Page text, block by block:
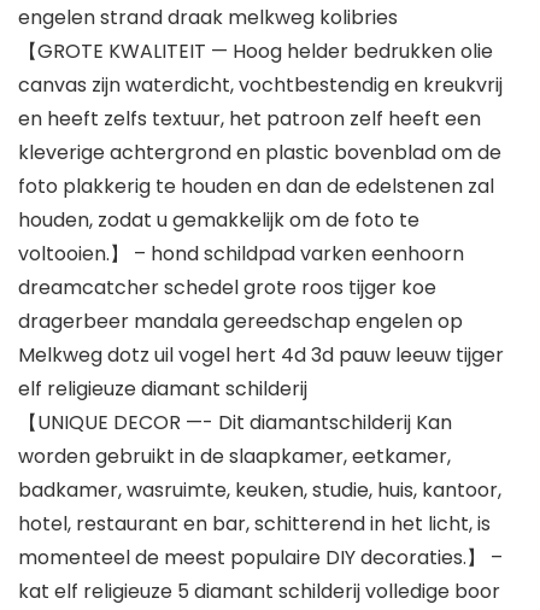
engelen strand draak melkweg kolibries
【GROTE KWALITEIT — Hoog helder bedrukken olie
canvas zijn waterdicht, vochtbestendig en kreukvrij
en heeft zelfs textuur, het patroon zelf heeft een
kleverige achtergrond en plastic bovenblad om de
foto plakkerig te houden en dan de edelstenen zal
houden, zodat u gemakkelijk om de foto te
voltooien.】 – hond schildpad varken eenhoorn
dreamcatcher schedel grote roos tijger koe
dragerbeer mandala gereedschap engelen op
Melkweg dotz uil vogel hert 4d 3d pauw leeuw tijger
elf religieuze diamant schilderij
【UNIQUE DECOR —- Dit diamantschilderij Kan
worden gebruikt in de slaapkamer, eetkamer,
badkamer, wasruimte, keuken, studie, huis, kantoor,
hotel, restaurant en bar, schitterend in het licht, is
momenteel de meest populaire DIY decoraties.】 –
kat elf religieuze 5 diamant schilderij volledige boor